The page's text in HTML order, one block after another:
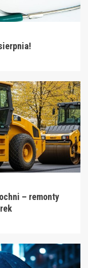
– remonty